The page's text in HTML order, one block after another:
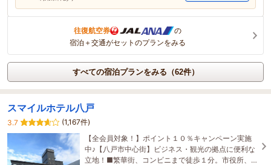
往復航空券
の
宿泊＋交通がセットのプランをみる
すべての宿泊プランをみる（62件）
スマイルホテル八戸
3.7
(1,167件)
【全会員対象！】ポイント１０％キャンペーン実施
中♪【八戸市中心街】ビジネス・観光の拠点に便利な
立地！■繁華街、コンビニまで徒歩１分。市役所、